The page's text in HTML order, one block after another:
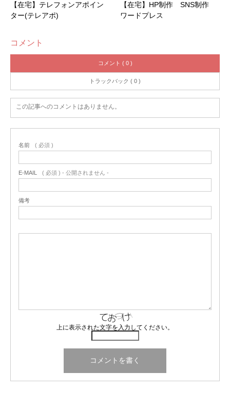
【在宅】テレフォンアポイン
ター(テレアポ)
【在宅】HP制作 SNS制作
ワードプレス
コメント
コメント ( 0 )
トラックバック ( 0 )
この記事へのコメントはありません。
名前 ( 必須 )
E-MAIL ( 必須 ) - 公開されません -
備考
上に表示された文字を入力してください。